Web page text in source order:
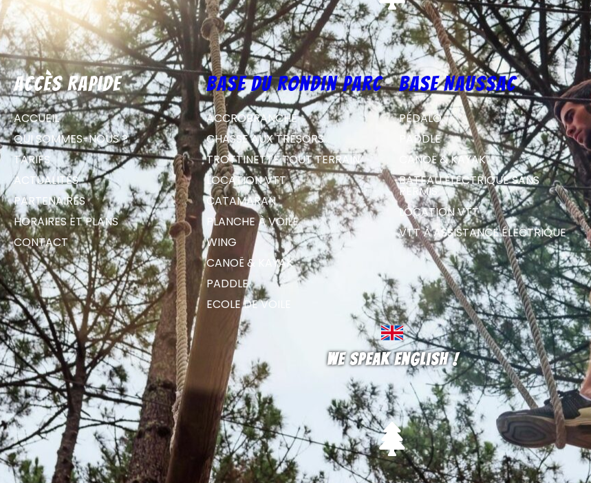
Accès rapide
ACCUEIL
QUI SOMMES-NOUS ?
TARIFS
ACTUALITÉS
PARTENAIRES
HORAIRES ET PLANS
CONTACT
Base du Rondin parc
ACCROBRANCHE
CHASSE AUX TRÉSORS
TROTTINETTE TOUT TERRAIN
LOCATION VTT
CATAMARAN
PLANCHE À VOILE
WING
CANOË & KAYAK
PADDLE
ECOLE DE VOILE
Base Naussac
PÉDALO
PADDLE
CANOË & KAYAK
BATEAU ÉLECTRIQUE SANS
PERMIS
LOCATION VTT
VTT À ASSISTANCE ÉLECTRIQUE
We speak english !